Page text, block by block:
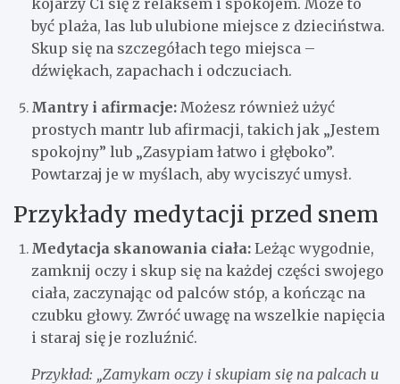
być plaża, las lub ulubione miejsce z dzieciństwa.
Skup się na szczegółach tego miejsca –
dźwiękach, zapachach i odczuciach.
Mantry i afirmacje: Możesz również użyć
prostych mantr lub afirmacji, takich jak „Jestem
spokojny” lub „Zasypiam łatwo i głęboko”.
Powtarzaj je w myślach, aby wyciszyć umysł.
Przykłady medytacji przed snem
Medytacja skanowania ciała: Leżąc wygodnie,
zamknij oczy i skup się na każdej części swojego
ciała, zaczynając od palców stóp, a kończąc na
czubku głowy. Zwróć uwagę na wszelkie napięcia
i staraj się je rozluźnić.
Przykład: „Zamykam oczy i skupiam się na palcach u